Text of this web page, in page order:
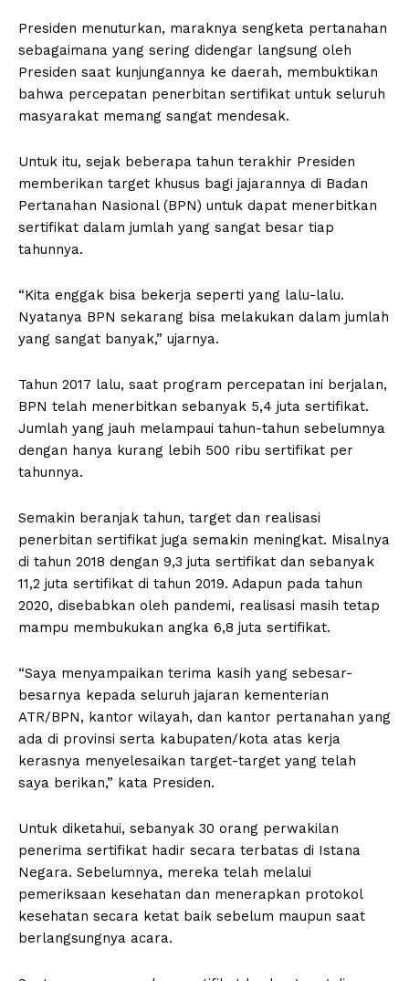
Presiden menuturkan, maraknya sengketa pertanahan
sebagaimana yang sering didengar langsung oleh
Presiden saat kunjungannya ke daerah, membuktikan
bahwa percepatan penerbitan sertifikat untuk seluruh
masyarakat memang sangat mendesak.
Untuk itu, sejak beberapa tahun terakhir Presiden
memberikan target khusus bagi jajarannya di Badan
Pertanahan Nasional (BPN) untuk dapat menerbitkan
sertifikat dalam jumlah yang sangat besar tiap
tahunnya.
“Kita enggak bisa bekerja seperti yang lalu-lalu.
Nyatanya BPN sekarang bisa melakukan dalam jumlah
yang sangat banyak,” ujarnya.
Tahun 2017 lalu, saat program percepatan ini berjalan,
BPN telah menerbitkan sebanyak 5,4 juta sertifikat.
Jumlah yang jauh melampaui tahun-tahun sebelumnya
dengan hanya kurang lebih 500 ribu sertifikat per
tahunnya.
Semakin beranjak tahun, target dan realisasi
penerbitan sertifikat juga semakin meningkat. Misalnya
di tahun 2018 dengan 9,3 juta sertifikat dan sebanyak
11,2 juta sertifikat di tahun 2019. Adapun pada tahun
2020, disebabkan oleh pandemi, realisasi masih tetap
mampu membukukan angka 6,8 juta sertifikat.
“Saya menyampaikan terima kasih yang sebesar-
besarnya kepada seluruh jajaran kementerian
ATR/BPN, kantor wilayah, dan kantor pertanahan yang
ada di provinsi serta kabupaten/kota atas kerja
kerasnya menyelesaikan target-target yang telah
saya berikan,” kata Presiden.
Untuk diketahui, sebanyak 30 orang perwakilan
penerima sertifikat hadir secara terbatas di Istana
Negara. Sebelumnya, mereka telah melalui
pemeriksaan kesehatan dan menerapkan protokol
kesehatan secara ketat baik sebelum maupun saat
berlangsungnya acara.